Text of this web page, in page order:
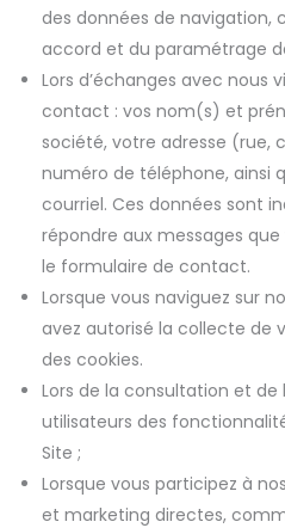
des données de navigation,
accord et du paramétrage
Lors d’échanges avec nous
contact : vos nom(s) et
société, votre adresse (rue,
numéro de téléphone, ainsi
courriel. Ces données sont
répondre aux messages
le formulaire de contact.
Lorsque vous naviguez sur
avez autorisé la collecte de
des cookies.
Lors de la consultation et de
utilisateurs des
Site ;
Lorsque vous participez à
et marketing directes,